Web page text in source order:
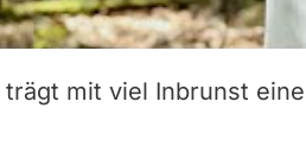
trägt mit viel Inbrunst